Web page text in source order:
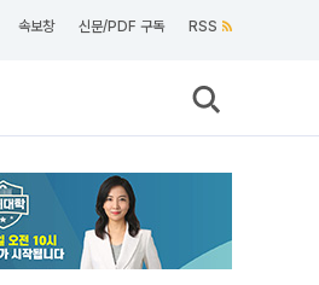
속보창 신문/PDF 구독 RSS